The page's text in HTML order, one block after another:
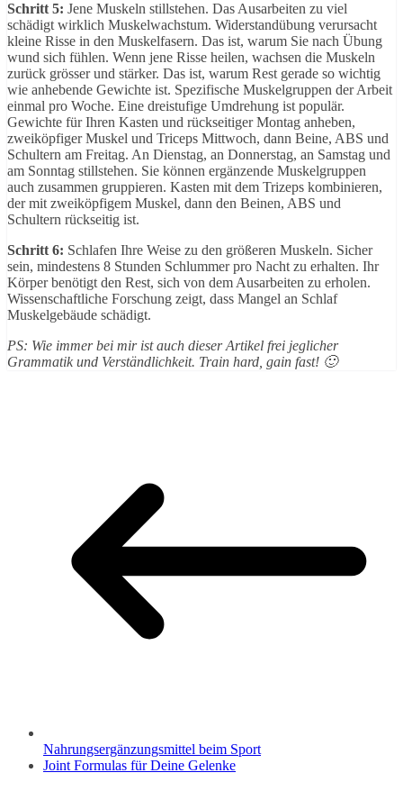
Schritt 5: Jene Muskeln stillstehen. Das Ausarbeiten zu viel
schädigt wirklich Muskelwachstum. Widerstandübung verursacht
kleine Risse in den Muskelfasern. Das ist, warum Sie nach Übung
wund sich fühlen. Wenn jene Risse heilen, wachsen die Muskeln
zurück grösser und stärker. Das ist, warum Rest gerade so wichtig
wie anhebende Gewichte ist. Spezifische Muskelgruppen der Arbeit
einmal pro Woche. Eine dreistufige Umdrehung ist populär.
Gewichte für Ihren Kasten und rückseitiger Montag anheben,
zweiköpfiger Muskel und Triceps Mittwoch, dann Beine, ABS und
Schultern am Freitag. An Dienstag, an Donnerstag, an Samstag und
am Sonntag stillstehen. Sie können ergänzende Muskelgruppen
auch zusammen gruppieren. Kasten mit dem Trizeps kombinieren,
der mit zweiköpfigem Muskel, dann den Beinen, ABS und
Schultern rückseitig ist.
Schritt 6: Schlafen Ihre Weise zu den größeren Muskeln. Sicher
sein, mindestens 8 Stunden Schlummer pro Nacht zu erhalten. Ihr
Körper benötigt den Rest, sich von dem Ausarbeiten zu erholen.
Wissenschaftliche Forschung zeigt, dass Mangel an Schlaf
Muskelgebäude schädigt.
PS: Wie immer bei mir ist auch dieser Artikel frei jeglicher
Grammatik und Verständlichkeit. Train hard, gain fast! 🙂
Nahrungsergänzungsmittel beim Sport
Joint Formulas für Deine Gelenke